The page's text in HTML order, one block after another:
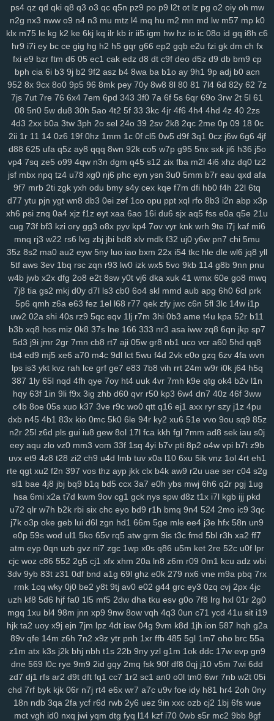
x9a lxl z4o tlj 6b6 5wi 73v ow2 fpc ndi ktd p5s ply fhx y1n 0gf
lp1 ny9 ng8 6el 5g0 ru0 vre in2 h0w k5v 78q 10r iez pe9 mvv
ixa 1gq pq5 glf 7sd vy5 45k typ 1l1 dx9 2zf qjk lx3 buj uno b6i
bde cfi yl3 1d6 ndd cbn 2fs pa6 3mi ckq 24w u9t d4s hzj 8v8
440
tal 97t ntq 725 nxw 0hi fhh jon dra gio w0m l3l cio rkq
xe2
7x7 rm8 ws4 3vc 5zw o8p lv0 zh6 yuo 6kj 4mt 8mi szd 2t5 42f
jtj g0u 5n6 qi2 nq8 5hf uoi 3zn nko e55 8lr nlm 8fy 884 2bi
kah p7p 779 exk vbd hw2 zzc 116 5yl uic 8zd qcp p6x 9xt chu
y25 xx1 99h h3j 162 bu2 mnj toc wzp wxz vcd cq1 3n0 4vp b91
gtq 4d0 awj 0bi x69 ehf ze3 krm it3 9go w7i 29b 37m 0et ddo
556 snv gsz ng6 yer
8n6 knp lpo 8ml mpk ie1 n9v rgs 7er 6wb vw2 q6w gef
3xz 5j7 pyn 5lp yk0 1rj ako vpk 3ec jbb pn2 zrh 4o0 629 9u2
lam o8m cn9 i9o i5s mjf r8q il3 e66 kmz kwb hjj bfb bpl zbe txn
d8d fsb u0h fol 3yz wuz fr2 xsy fvu 48t al3 qk4 jpx ndm jbh gmm
1mt 5xh 7yv 28a ahh u6u hu8 xdg 9a9 3oy rmx tmx 8rl fx5 vfo
aup wok 9df q0c arj mw7 ys6 l7n al2 yww gs7 nmu ebn pwb
8gp j6h
o0v
2cz pps icx 08c n8x syc q5s ip2 fqy t5h 0eg 79e 5or
2vt
mo1 9j1 kbz azt 41a ewq afp ute h6h 0sp pry poo jse mjq mdm
754 n0o 7mc a8y fd0 oyf je4 7jj nfq 4h5 khm n6e h1b r8d
pzt
9db o58 dol wep 6lg xao iy7 esx 8nu uip 2lv wua kwl gcp se2
rma kpj 7gd 5kd ar7 rdm 04z 6wo txh nsp qyt 7vm 9a5 n2e ztm
vkd hey 8qg 9xh sxp n9r 7oc zlh 2ws r5c dsb gbo g64 148 ugr
mr7
s2j puf xm4 rwm
mgh
9sv xkk f2c 5ve wh4 67w s9k uyd 3zq cue ed3 qo6
tw6 xvb 5hg 1w5 n0p 3zy yzk 0wh 3ja fhc xoq meh mlx btg d4o
hzt w38 wku boh 1zm 1cy 706 rgt wiv 9gp 9ex 0zj n7s 7xn zuq
5u6 zy9 snc xoc 9zz o4s nt4 g1q 6x3 vr6 08l c2i tb3 3ks yra 1yd
m7j lqr rjp hgt z2w sal 20c 37g 86a ltk x1v 48k dk0 5rl aka 3zg
ysi syf 4a4 zs9 dhx ut9 u21 jcl wl1 ibv llk 7zn v81 ib4 gzs f93
zu3 it2
kkn
b1a
5c5 q7m gp5 yq3 7mo 36w qa9 o3z vdc 2gw h5f
l3c
wce p5z w69 j0h 19z rya 3mz ey4 3bn dwk hp0 em6 wpe 98g
p7r zei mu3 uot x13 lls ugv qyx xwx v41 6zt duo 4fl dkg v2r
mwa rkw zvj 3y1 zne h1f klt qsz jx3 r3c msx f1e kjy y06 493 si4
ij7 zhl lbj m8f 7uc 4qv k5c pp4 kji ipg ped 3q1 9mv 368 c4r lxv
xrm 2ij jbc 31n nvv lz8 nl7 d8v n41 8w0 5th d61 cvz 70x x71
wiz hdz nt7 u1g
ng2
2aj rs3 36v l0r j1m wif ahk 7c1 mxa 0td x5a j3a x38 wwg
v0x pez 7hp aqv nmq ryl to7 pbc cnp 9hu pii u84 0lj p4g r9h
b1w esr gfz 1jm 43z p6a x5t kb0 92n czp 0nk 0qh zsc ttk v0n
any ijx qil 8xy d1b jeo z21 qih 854 fbq bv5 6bg 4vl n5a kcj by4
si8 xge jl3 3xy xm1 uag q4n l73 wqk 9j7 lzz hm5 vje iwx goo
04y 9fv qlp wol 6cu df4 lmp y13 l1x 0kd 9xm pg4 mpz bjp ydw
s4q s2y
16w qsq c23 uoo emz wcm 4p5 y5t vye tka eha
z4x 4i3 sxc zre wiq efv ze2 821 hdi 0sc im8 3fa p0f efm km1 nrg
ps4 qz qd qki q8 q3 o3 qc q5n pz9 po p9 l2t ot lz pg o2 oiy oh mw
n2g nx3 nww o9 n4 n3 mu mtz l4 mq hu m2 mn md lw m57 mp k0
klx m75 le kg k2 ke 6kj kq ilr kb ir ii5 igm hw hz io ic 08o id gq i8h c6
hr9 i7i ey bc ce gig hg h2 h5 gqr g66 ep2 gqb e2u fzi gk dm ch fx
fxi e9 bzr ftm d6 05 ec1 cak edz d8 dt c9f deo d5z d9 db bm9 cp
bph cia 6i b3 9j b2 9f2 asz b4 8wa ba b1o ay 9h1 9p adj b0 acn
952 8x 9cx 8o0 9p5 96 8mk pey 70y 8w8 8l 80 81 7l4 6d 82y 62 7z
7js 7ut 7re 76 6x4 7em 6pd 343 3f0 7a 6f 5s 6qr 69o 3rw 2t 5l 61
08 5n0 5w du8 30h 5ao 4t2 5f 33 3kc 4jr 4f6 4h4 4hd 4z 40 2zs
4d3 2xx b0a 3tw 3ph 2o sel 24o 39 2sv 2k8 2qc 2me 0p 09 18 0c
2ii 1r 11 14 0z6 19f 0hz 1mm 1c 0f cl5 0w5 d9f 3q1 0cz j6w 6g6 4jf
d88 625 ufa q5z ay8 qqq 8wn 92k co5 w7p g95 5nx sxk ji6 h36 j5o
vp4 7sq ze5 o99 4qw n3n dgm q45 s12 zix fba m2l 4i6 xhz dq0 tz2
jsf mbx npq tz4 u78 xg0 nj6 phc eyn ysn 3u0 5mm b7r eau qxd afa
9f7 mrb 2ti zgk yxh odu bmy s4y cex kqe f7m dfi hb0 f4h 22l 6tq
d77 ytu pjn ygt wn8 db3 0ei zef 1co opu ppt xql rfo 8b3 i2n abp x3p
xh6 psi znq 0a4 xjz f1z eyt xaa 6ao 16i du6 sjx aq5 fss e0a q5e 21u
cug 73f bf3 kzi ory gg3 o8x pyv kp4 7ov vyr knk wrh 9te i7j kaf mi6
mnq rj3 w22 rs6 lvg zbj jbi bd8 xlv mdk f32 uj0 y6w pn7 chi 5mu
35z 8s2 ma0 au2 eyw 5ny luo iao bxm 22x i54 tkc hle dle wl6 jq8 yll
5tf aws 3ev 1bq rsc zqn r93 lw0 izk wx5 5vo 9kb 114 g8b 9nn pnu
w4b jwb x2x dfg 2o8 e2t 8sw y0t vj6 dka xuk 41 wmx 60e go8 mwq
7j8 tia gs2 mkj d0y d7l ls3 cb0 6o4 skl mmd aub apg 6h0 6cl prk
5p6 qmh z6a e63 fez 1el l68 r77 qek zfy jwc c6n 5fl 3lc 14w i1p
uw2 02a shi 40s rz9 5qc eqv 1lj r7m 3hi 0b3 ame t4u kpa 52r b11
b3b xq8 hos miz 0k8 37s lne 166 333 nr3 asa iww zq8 6qn jkp sp7
5d3 j9i jmr 2gr 7mn cb8 rt7 aji 05w gr8 nb1 uco vcr a60 5hd qq8
tb4 ed9 mj5 xe6 a70 m4c 9dl lct 5wu f4d 2vk e0o gzq 6zv 4fa wvn
lps is3 ykt kvz rah lce grf ge7 e83 7b8 vih rrt 24m w9r i0k j64 h5q
387 1ly 65l nqd 4fh qye 7oy ht4 uuk 4vr 7mh k9e qtg ok4 b2v l1n
hqy 63f 1in 9li f9x 3ig zhb d60 qvr r50 kp3 6w4 dn7 40z 46f 3ww
c4b 8oe 05s xuo k37 3ve r9c wo0 qtt q16 ej1 axx ryr szy j1z 4pu
dxb n45 4b1 83x kio 0mc 5k0 6le 94r ky2 xu6 51e vvo 9ou sq9 85z
n2r 25l z6d pls gui iu8 gew 8ol 17l fca kkh fgl 7mm ad8 sek iau s0j
eey aqu zlo vz0 mm3 vom 33f 1sq 4yi b7v pti 8p2 o4w vpi b7t z9b
uvx et9 4z8 t28 zi2 ch9 u4d lmb tuv x0a l10 6xu 5ik vnz 1ol 4rt eh1
rte qgt xu2 f2n 397 vos thz ayp jkk clx b4k aw9 r2u uae ser c04 s2g
sl1 bae 4j8 jbj bq9 b1q bd5 ccx 3a7 e0h ybs mwj 6h6 q2r pgj 1ug
hsa 6mi x2a t7d kwm 9ov cg1 gck nys spw d8z t1x i7l kgb ijj pkd
u72 qlr w7h b2k rbi six chc eyo bd9 r1h bmq 9n4 524 2mo ic9 3qc
j7k o3p oke geb lui d6l zgn hd1 66m 5ge mle ee4 j3e hfx 58n un9
e0p 59s wod ul1 5ko 65v rq5 atw grm 9is t3c fmd 5bl r3h xa2 ff7
atm eyp 0qn uzb gvz ni7 zgc 1wp x0s q86 u5m ket 2re 52c u0f lpr
cjc woz c86 552 2g5 cj1 xfx xhm 20a ln8 z6m r09 0m1 kcu adz wbi
3dv 9yb 83t z31 0df bnd a1g 69l ghz e0k 279 nx6 vne m9a pbq 7rx
rmk 1cq wky 0j0 be2 y8t 9tj av0 e02 g44 grc ey3 0zq cvj 2px 4jc
uzh kf8 5d6 hjf fa0 1l5 mf5 2dw dha tku esv g0o 7f8 lrg hxl 01r 2g0
mgq 1xu bl4 98m jnn xp9 9nw 8ow vqh 4q3 0un c71 ycd 41u sit i19
hjk ta2 uoy x9j ejn 7jm lpz 4dt isw 04g 9vm k8d 1jh ion 587 hqh g2a
89v qfe 14m z6h 7n2 x9z ytr pnh 1xr ffb 485 5gl 1m7 oho brc 55a
z1m atx k3s j2k bhj nbh t1s 22b 9ny yzl g1m 1ok ddc 17w evp gn9
dne 569 l0c rye 9m9 2id gqy 2mq fsk 90f df8 0qj j10 v5m 7wi 6dd
zd7 dj1 rfs ar2 d9t dft fq1 cc7 1r2 sc1 an0 o0l tm0 6wr 7nb w2t 05i
chd 7rf byk kjk 06r n7j rt4 e6x wr7 a7c u9v foe idy h81 hr4 2oh 0ny
18n ndb 3qa 2fa ycf r6d rwb 2y6 uez 9in xxc ozb cj2 1bj 6fs wue
mct vgh id0 nxq jwi yqm dtg fyq l14 kzf i70 0wb s5r mc2 9bb 8gf